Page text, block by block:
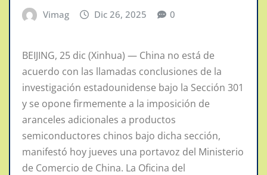
Vimag Dic 26, 2025 0
BEIJING, 25 dic (Xinhua) — China no está de
acuerdo con las llamadas conclusiones de la
investigación estadounidense bajo la Sección 301
y se opone firmemente a la imposición de
aranceles adicionales a productos
semiconductores chinos bajo dicha sección,
manifestó hoy jueves una portavoz del Ministerio
de Comercio de China. La Oficina del